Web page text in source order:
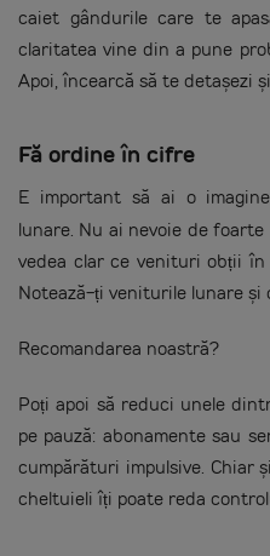
caiet gândurile care te
claritatea vine din a pune
Apoi, încearcă să te detașezi
Fă ordine în cifre
E important să ai o
lunare. Nu ai nevoie de
vedea clar ce venituri obții
Notează-ți veniturile lunare și
Recomandarea noastră?
Poți apoi să reduci unele
pe pauză: abonamente sau
cumpărături impulsive. Chiar
cheltuieli îți poate reda